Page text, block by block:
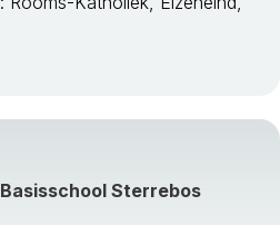
Basisschool Sterrebos